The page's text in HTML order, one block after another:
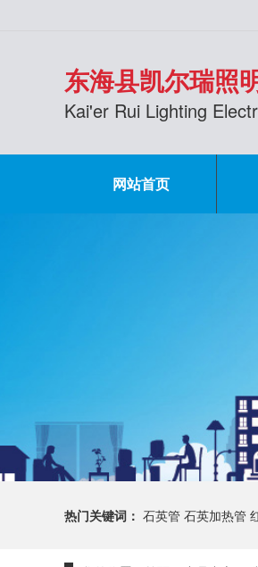
东海县凯尔瑞照
Kai'er Rui Lighting
网站首页
热门关键词： 石英管 石英加热管